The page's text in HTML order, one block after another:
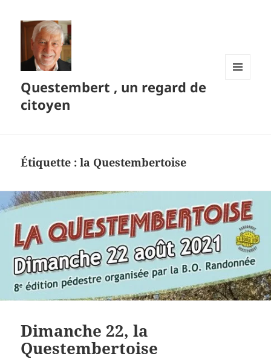
Questembert , un regard de
citoyen
Étiquette :la Questembertoise
Dimanche 22, la
Questembertoise